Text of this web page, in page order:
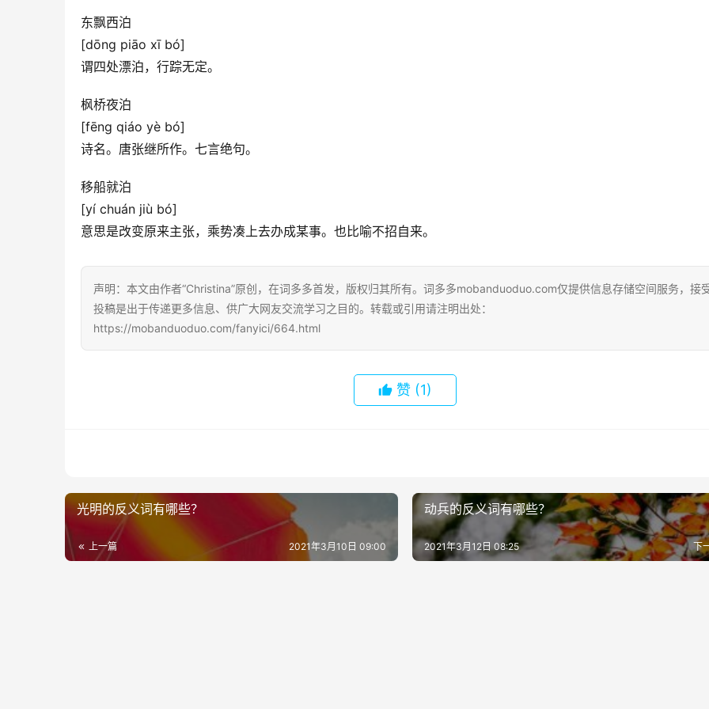
东飘西泊
[dōng piāo xī bó]
谓四处漂泊，行踪无定。
枫桥夜泊
[fēng qiáo yè bó]
诗名。唐张继所作。七言绝句。
移船就泊
[yí chuán jiù bó]
意思是改变原来主张，乘势凑上去办成某事。也比喻不招自来。
声明：本文由作者“Christina”原创，在词多多首发，版权归其所有。词多多mobanduoduo.com仅提供信息存储空间服务，接
投稿是出于传递更多信息、供广大网友交流学习之目的。转载或引用请注明出处：
https://mobanduoduo.com/fanyici/664.html
赞 (1)
光明的反义词有哪些？
上一篇 2021年3月10日 09:00
动兵的反义词有哪些？
下
2021年3月12日 08:25